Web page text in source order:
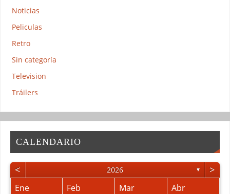
Noticias
Peliculas
Retro
Sin categoría
Television
Tráilers
CALENDARIO
< 2026 ▼ >
Ene Feb Mar Abr